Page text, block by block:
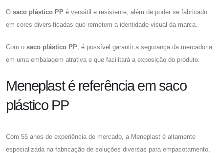
O saco plástico PP é versátil e resistente, além de poder se fabricado
em cores diversificadas que remetem a identidade visual da marca.
Com o saco plástico PP, é possível garantir a segurança da mercadoria
em uma embalagem atrativa e que facilitará a exposição do produto.
Meneplast é referência em saco
plástico PP
Com 55 anos de experiência de mercado, a Meneplast é altamente
especializada na fabricação de soluções diversas para empacotamento,